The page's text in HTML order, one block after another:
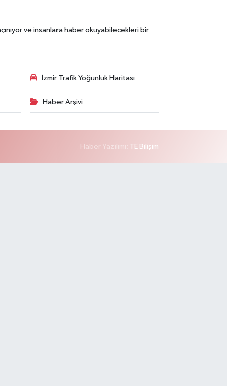
ve insanlara haber okuyabilecekleri bir
İzmir Trafik Yoğunluk Haritası
Haber Arşivi
Haber Yazılımı: TE Bilişim